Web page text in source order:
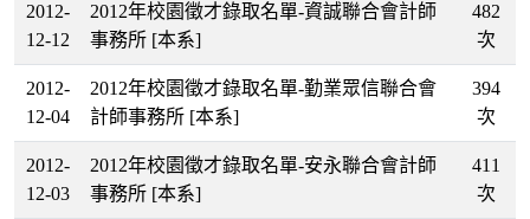
2012-
12-12
2012年校園徵才錄取名單-資誠聯合會計師
事務所 [本系]
482
次
2012-
12-04
2012年校園徵才錄取名單-勤業眾信聯合會
計師事務所 [本系]
394
次
2012-
12-03
2012年校園徵才錄取名單-安永聯合會計師
事務所 [本系]
411
次